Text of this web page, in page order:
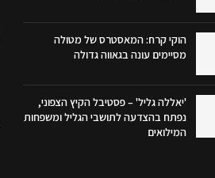
הוקי קרח: המאסטרס של מטולה
מסיימים עונה בגאווה גדולה
'יאללה גליל' – פסטיבל הקיץ הצפוני,
נפתח בהצדעה לתושבי הגליל ומשפחות
המילואים